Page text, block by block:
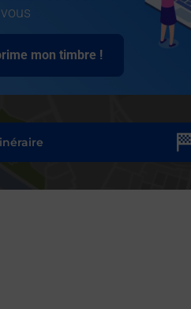
mon timbre !